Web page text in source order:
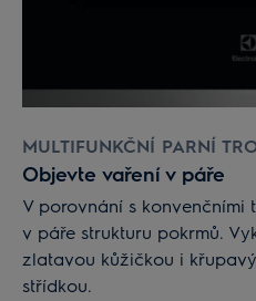
MULTIFUNKČNÍ PARNÍ
Objevte vaření v páře
V porovnání s konvenčními
v páře strukturu pokrmů.
zlatavou kůžičkou i
střídkou.